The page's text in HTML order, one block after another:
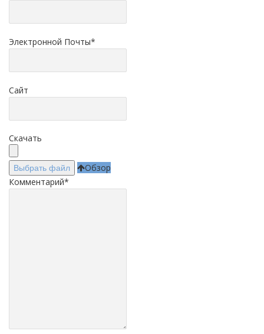
Электронной Почты*
Сайт
Скачать
Выбрать файл
Обзор
Комментарий*